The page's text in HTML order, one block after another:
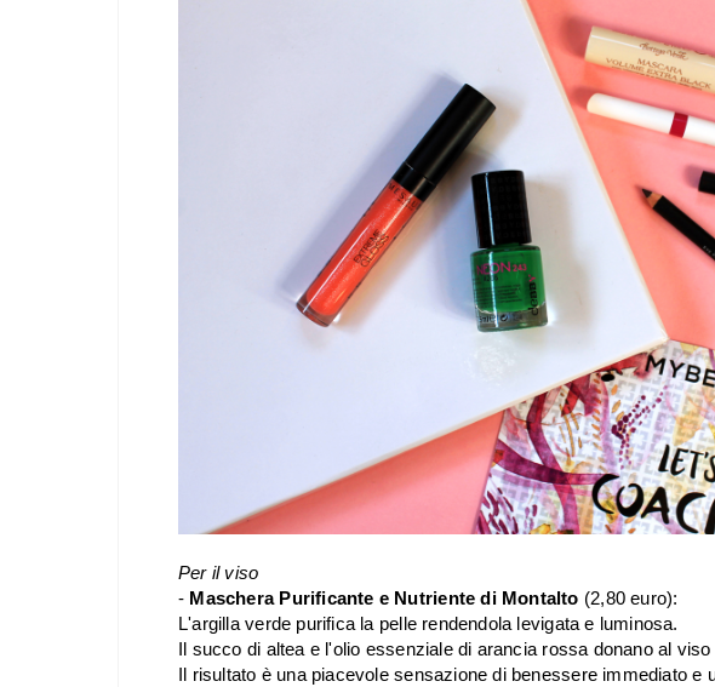
Per il viso
- Maschera Purificante e Nutriente di Montalto (2,80 euro):
L'argilla verde purifica la pelle rendendola levigata e luminosa.
Il succo di altea e l'olio essenziale di arancia rossa donano al
Il risultato è una piacevole sensazione di benessere immediato e